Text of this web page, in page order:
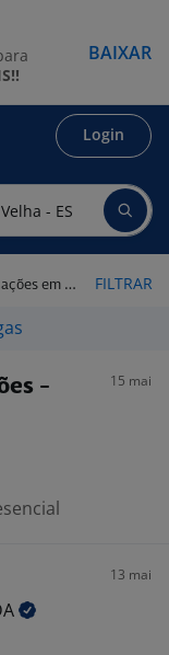
Login
Velha - ES FILTRAR
-
15 mai
13 mai
BAIXAR